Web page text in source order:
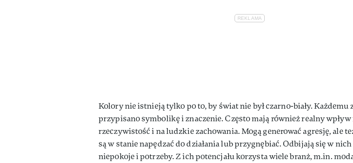
Kolory nie istnieją tylko po to, by świat nie był czarno-biały. Każdemu
przypisano symbolikę i znaczenie. Często mają również realny wpływ
rzeczywistość i na ludzkie zachowania. Mogą generować agresję, ale
są w stanie napędzać do działania lub przygnębiać. Odbijają się w
niepokoje i potrzeby. Z ich potencjału korzysta wiele branż, m.in.